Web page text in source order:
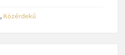
, Közérdekű